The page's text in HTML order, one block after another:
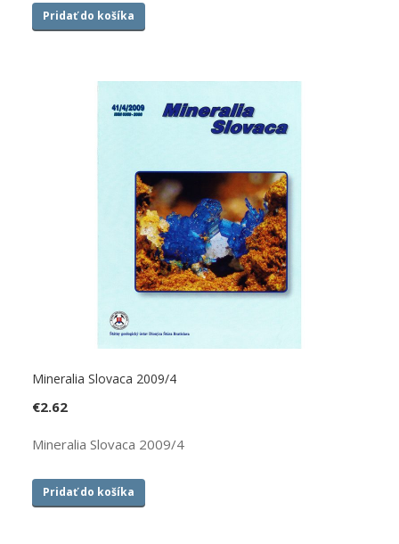
Pridať do košíka
Mineralia Slovaca 2009/4
€2.62
Mineralia Slovaca 2009/4
Pridať do košíka